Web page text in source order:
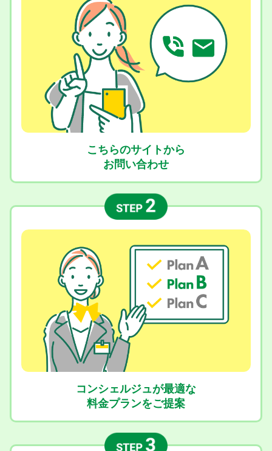
こちらのサイトから
お問い合わせ
コンシェルジュが最適な
料金プランをご提案